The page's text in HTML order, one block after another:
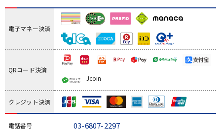
電子マネー決済
QRコード決済
Jcoin
クレジット決済
電話番号 03-6807-2297